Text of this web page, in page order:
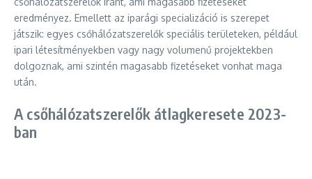
eredményez. Emellett az iparági specializáció is szerepet
játszik: egyes csőhálózatszerelők speciális területeken, például
ipari létesítményekben vagy nagy volumenű projektekben
dolgoznak, ami szintén magasabb fizetéseket vonhat maga
után.
A csőhálózatszerelők átlagkeresete 2023-
ban